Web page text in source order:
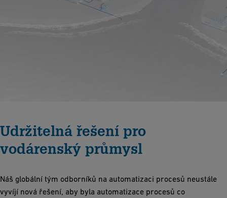
Udržitelná řešení pro
vodárenský průmysl
Náš globální tým odborníků na automatizaci procesů neustále
vyvíjí nová řešení, aby byla automatizace procesů co